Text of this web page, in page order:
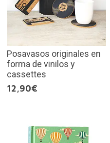
Posavasos originales en
forma de vinilos y
cassettes
12,90€